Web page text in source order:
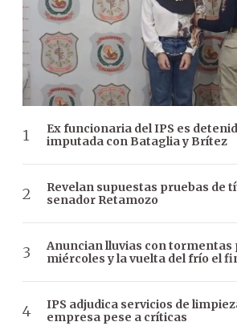
Ex funcionaria del IPS es
imputada con Bataglia y Brítez
Revelan supuestas pruebas de
senador Retamozo
Anuncian lluvias con tormentas
miércoles y la vuelta del frío el
IPS adjudica servicios de
empresa pese a críticas